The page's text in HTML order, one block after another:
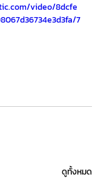
video/8dcfe
7
ดูทั้งหมด